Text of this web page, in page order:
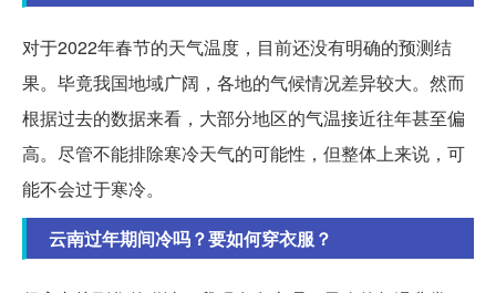
对于2022年春节的天气温度，目前还没有明确的预测结
果。毕竟我国地域广阔，各地的气候情况差异较大。然而
根据过去的数据来看，大部分地区的气温接近往年甚至偏
高。尽管不能排除寒冷天气的可能性，但整体上来说，可
能不会过于寒冷。
云南过年期间冷吗？要如何穿衣服？